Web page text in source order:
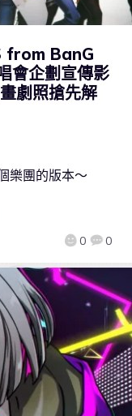
from BanG
會企劃宣傳影
劇照搶先解
0 0
樂團的版本～